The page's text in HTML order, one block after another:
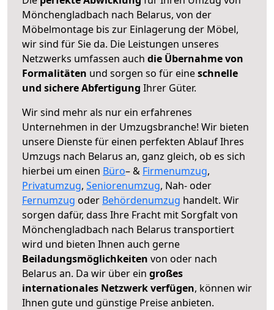
Mönchengladbach nach Belarus, von der
Möbelmontage bis zur Einlagerung der Möbel,
wir sind für Sie da. Die Leistungen unseres
Netzwerks umfassen auch die Übernahme von
Formalitäten und sorgen so für eineschnelle
und sichere Abfertigung Ihrer Güter.
Wir sind mehr als nur ein erfahrenes
Unternehmen in der Umzugsbranche! Wir bieten
unsere Dienste für einen perfekten Ablauf Ihres
Umzugs nach Belarus an, ganz gleich, ob es sich
hierbei um einen Büro– & Firmenumzug,
Privatumzug, Seniorenumzug, Nah- oder
Fernumzug oder Behördenumzug handelt. Wir
sorgen dafür, dass Ihre Fracht mit Sorgfalt von
Mönchengladbach nach Belarus transportiert
wird und bieten Ihnen auch gerne
Beiladungsmöglichkeiten von oder nach
Belarus an. Da wir über ein großes
internationales Netzwerk verfügen, können wir
Ihnen gute und günstige Preise anbieten.